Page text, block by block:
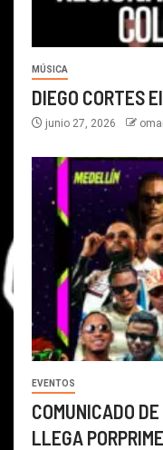
MÚSICA
DIEGO
junio 27, 2026
EVENTOS
COMUNICADO
LLEGA